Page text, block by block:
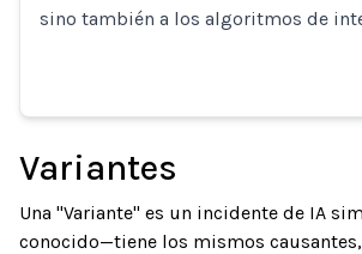
sino también a los algoritmos de
Variantes
Una "Variante" es un incidente de IA
conocido—tiene los mismos